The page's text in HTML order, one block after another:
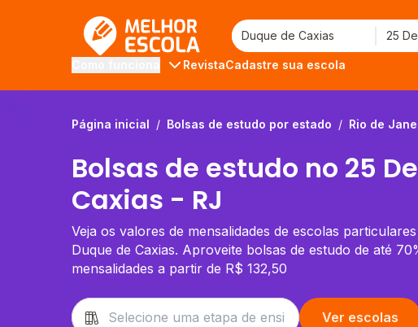
RevistaCadastre sua escola
Página inicial / Bolsas de estudo por estado / Rio de
Bolsas de estudo no 25
Caxias - RJ
Veja os valores de mensalidades de escolas
Duque de Caxias. Aproveite bolsas de estudo de até
mensalidades a partir de R$ 132,50
Ver escolas